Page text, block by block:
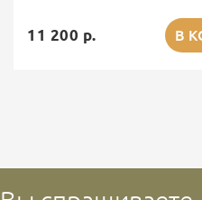
11 200 р. В